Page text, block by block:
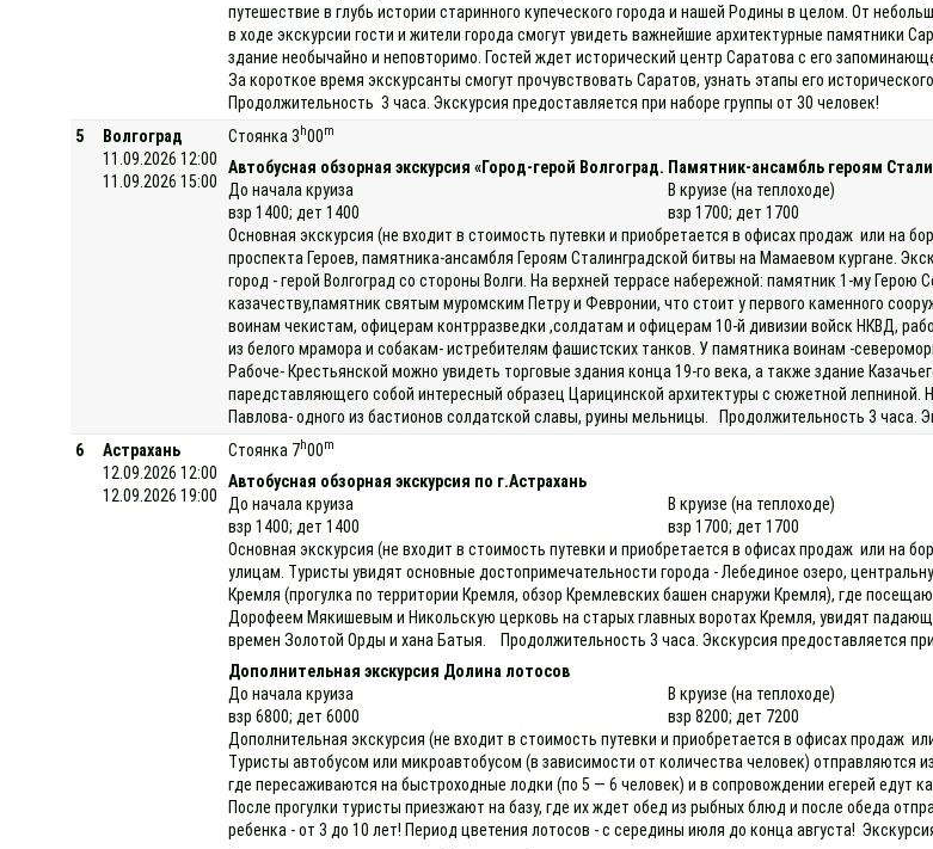
путешествие в глубь истории старинного купеческого города и нашей Родины в целом. От
в ходе экскурсии гости и жители города смогут увидеть важнейшие архитектурные памятники
здание необычайно и неповторимо. Гостей ждет исторический центр Саратова с его
За короткое время экскурсанты смогут прочувствовать Саратов, узнать этапы его
Продолжительность 3 часа. Экскурсия предоставляется при наборе группы от 30 человек!
5
Волгоград
11.09.2026 12:00
11.09.2026 15:00
Стоянка 3 h00m
Автобусная обзорная экскурсия «Город-герой Волгоград. Памятник-ансамбль героям
До начала круиза
взр 1400; дет 1400
В круизе (на теплоходе)
взр 1700; дет 1700
Основная экскурсия (не входит в стоимость путевки и приобретается в офисах продаж или на
проспекта Героев, памятника-ансамбля Героям Сталинградской битвы на Мамаевом кургане.
город - герой Волгоград со стороны Волги. На верхней террасе набережной: памятник 1-му
казачеству,памятник святым муромским Петру и Февронии, что стоит у первого каменного
воинам чекистам, офицерам контрразведки ,солдатам и офицерам 10-й дивизии войск НКВД,
из белого мрамора и собакам- истребителям фашистских танков. У памятника воинам -
Рабоче- Крестьянской можно увидеть торговые здания конца 19-го века, а также здание
паредставляющего собой интересный образец Царицинской архитектуры с сюжетной
Павлова- одного из бастионов солдатской славы, руины мельницы. Продолжительность 3 часа.
6
Астрахань
12.09.2026 12:00
12.09.2026 19:00
Стоянка 7h00m
Автобусная обзорная экскурсия по г.Астрахань
До начала круиза
взр 1400; дет 1400
В круизе (на теплоходе)
взр 1700; дет 1700
Основная экскурсия (не входит в стоимость путевки и приобретается в офисах продаж или на
улицам. Туристы увидят основные достопримечательности города - Лебединое озеро,
Кремля (прогулка по территории Кремля, обзор Кремлевских башен снаружи Кремля), где
Дорофеем Мякишевым и Никольскую церковь на старых главных воротах Кремля, увидят
времен Золотой Орды и хана Батыя. Продолжительность 3 часа. Экскурсия предоставляется
Дополнительная экскурсия Долина лотосов
До начала круиза
взр 6800; дет 6000
В круизе (на теплоходе)
взр 8200; дет 7200
Дополнительная экскурсия (не входит в стоимость путевки и приобретается в офисах продаж
Туристы автобусом или микроавтобусом (в зависимости от количества человек) отправляются
где пересаживаются на быстроходные лодки (по 5 — 6 человек) и в сопровождении егерей едут
После прогулки туристы приезжают на базу, где их ждет обед из рыбных блюд и после обеда
ребенка - от 3 до 10 лет! Период цветения лотосов - с середины июля до конца августа!